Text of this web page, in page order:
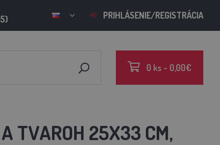
PRIHLÁSENIE/REGISTRÁCIA
0 ks - 0,00€
TVAROH 25X33 CM,